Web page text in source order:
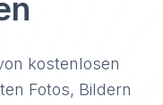
kostenlosen
Fotos, Bildern